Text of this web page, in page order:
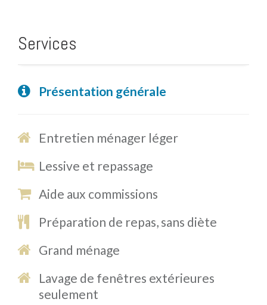
Services
Présentation générale
Entretien ménager léger
Lessive et repassage
Aide aux commissions
Préparation de repas, sans diète
Grand ménage
Lavage de fenêtres extérieures
seulement